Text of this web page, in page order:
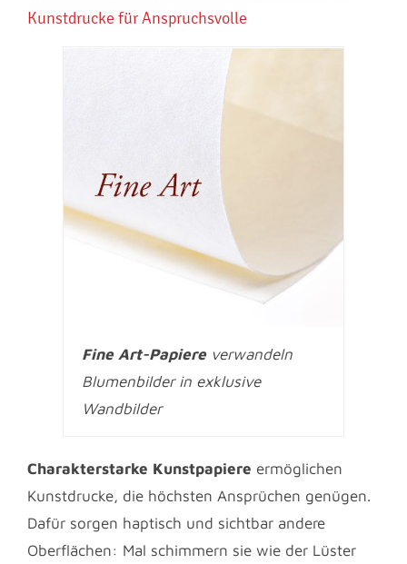
Kunstdrucke für Anspruchsvolle
Fine Art-Papiereverwandeln
Blumenbilder in exklusive
Wandbilder
Charakterstarke Kunstpapiere ermöglichen
Kunstdrucke, die höchsten Ansprüchen genügen.
Dafür sorgen haptisch und sichtbar andere
Oberflächen: Mal schimmern sie wie der Lüster